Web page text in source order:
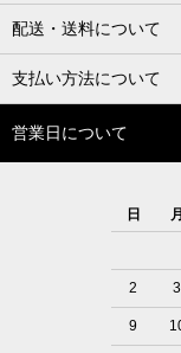
配送・送料について
支払い方法について
営業日について
日
月
2 3
9